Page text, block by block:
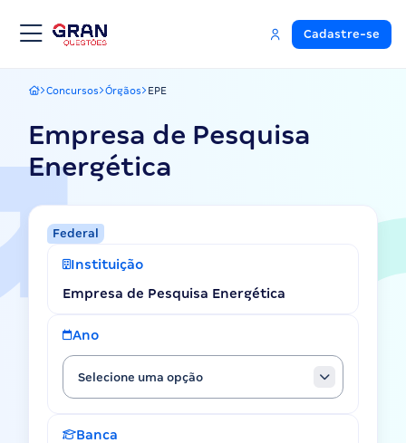
Cadastre-se
Gran Questões
Concursos Órgãos EPE
Empresa de Pesquisa
Energética
Federal
Instituição
Empresa de Pesquisa Energética
Ano
Selecione uma opção
Banca